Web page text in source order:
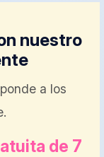
nuestro
a los
de 7